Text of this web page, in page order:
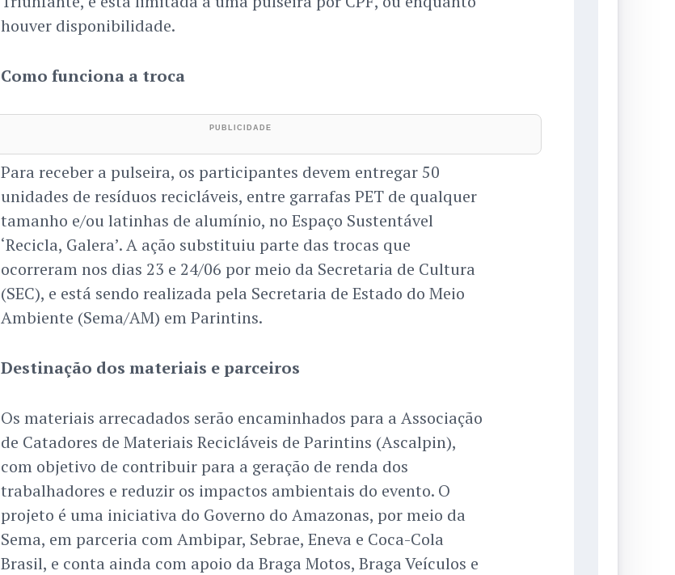
houver disponibilidade.
Como funciona a troca
Para receber a pulseira, os participantes devem entregar 50
unidades de resíduos recicláveis, entre garrafas PET de qualquer
tamanho e/ou latinhas de alumínio, no Espaço Sustentável
‘Recicla, Galera’. A ação substituiu parte das trocas que
ocorreram nos dias 23 e 24/06 por meio da Secretaria de Cultura
(SEC), e está sendo realizada pela Secretaria de Estado do Meio
Ambiente (Sema/AM) em Parintins.
Destinação dos materiais e parceiros
Os materiais arrecadados serão encaminhados para a Associação
de Catadores de Materiais Recicláveis de Parintins (Ascalpin),
com objetivo de contribuir para a geração de renda dos
trabalhadores e reduzir os impactos ambientais do evento. O
projeto é uma iniciativa do Governo do Amazonas, por meio da
Sema, em parceria com Ambipar, Sebrae, Eneva e Coca-Cola
Brasil, e conta ainda com apoio da Braga Motos, Braga Veículos e